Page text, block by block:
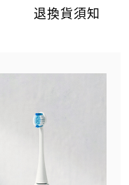
退換貨須知